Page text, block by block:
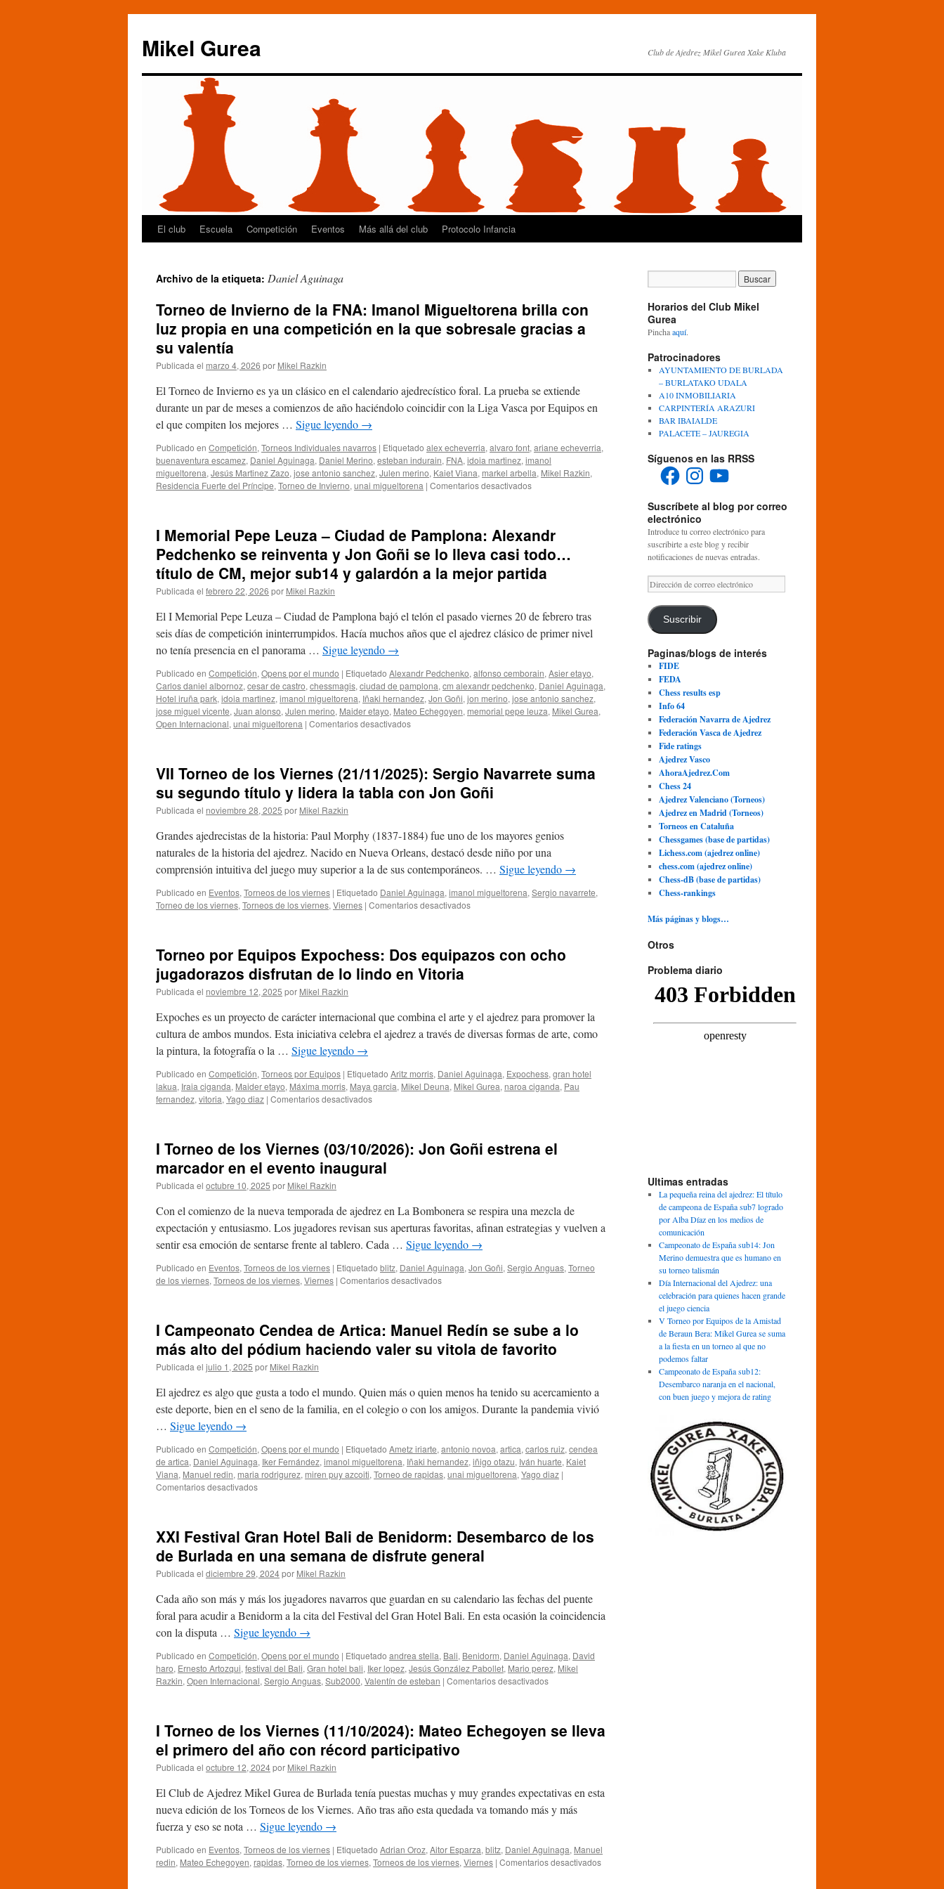
Mikel Gurea Club de Ajedrez Mikel Gurea Xake Kluba
Saltar
contenido
El club Escuela Competición Eventos Más allá del club Protocolo Infancia
Archivo de la etiqueta: Daniel Aguinaga
Torneo de Invierno de la FNA: Imanol Migueltorena brilla con
luz propia en una competición en la que sobresale gracias a
su valentía
Publicada el marzo 4, 2026 por Mikel Razkin
El Torneo de Invierno es ya un clásico en el calendario ajedrecístico foral. La prueba se extiende
durante un par de meses a comienzos de año haciéndolo coincidir con la Liga Vasca por Equipos en
el que compiten los mejores … Sigue leyendo →
Publicado en Competición, Torneos Individuales navarros | Etiquetado alex echeverria, alvaro font, ariane echeverria,
buenaventura escamez, Daniel Aguinaga, Daniel Merino, esteban indurain, FNA, idoia martinez, imanol
migueltorena, Jesús Martinez Zazo, jose antonio sanchez, Julen merino, Kaiet Viana, markel arbella, Mikel Razkin,
Residencia Fuerte del Príncipe, Torneo de Invierno, unai migueltorena | Comentarios desactivadosen
de
FNA:
Imanol
con
luz
propia
competición
en
la
que
valentía
I Memorial Pepe Leuza – Ciudad de Pamplona: Alexandr
Pedchenko se reinventa y Jon Goñi se lo lleva casi todo…
título de CM, mejor sub14 y galardón a la mejor partida
Publicada el febrero 22, 2026 por Mikel Razkin
El I Memorial Pepe Leuza – Ciudad de Pamplona bajó el telón el pasado viernes 20 de febrero tras
seis días de competición ininterrumpidos. Hacía muchos años que el ajedrez clásico de primer nivel
no tenía presencia en el panorama … Sigue leyendo →
Publicado en Competición, Opens por el mundo | Etiquetado Alexandr Pedchenko, alfonso cemborain, Asier etayo,
Carlos daniel albornoz, cesar de castro, chessmagis, ciudad de pamplona, cm alexandr pedchenko, Daniel Aguinaga,
Hotel iruña park, idoia martinez, imanol migueltorena, Iñaki hernandez, Jon Goñi, jon merino, jose antonio sanchez,
jose miguel vicente, Juan alonso, Julen merino, Maider etayo, Mateo Echegoyen, memorial pepe leuza, Mikel Gurea,
Open Internacional, unai migueltorena | Comentarios desactivadosen
Leuza
Ciudad
Alexandr
Pedchenko
reinventa
y
Jon
Goñi
lleva
casi
todo…
CM,
sub14
a
la
VII Torneo de los Viernes (21/11/2025): Sergio Navarrete suma
su segundo título y lidera la tabla con Jon Goñi
Publicada el noviembre 28, 2025 por Mikel Razkin
Grandes ajedrecistas de la historia: Paul Morphy (1837-1884) fue uno de los mayores genios
naturales de la historia del ajedrez. Nacido en Nueva Orleans, destacó desde niño por una
comprensión intuitiva del juego muy superior a la de sus contemporáneos. … Sigue leyendo →
Publicado en Eventos, Torneos de los viernes | Etiquetado Daniel Aguinaga, imanol migueltorena, Sergio navarrete,
Torneo de los viernes, Torneos de los viernes, Viernes | Comentarios desactivadosen
los
suma
su
lidera
la
Goñi
Torneo por Equipos Expochess: Dos equipazos con ocho
jugadorazos disfrutan de lo lindo en Vitoria
Publicada el noviembre 12, 2025 por Mikel Razkin
Expoches es un proyecto de carácter internacional que combina el arte y el ajedrez para promover la
cultura de ambos mundos. Esta iniciativa celebra el ajedrez a través de diversas formas de arte, como
la pintura, la fotografía o la … Sigue leyendo →
Publicado en Competición, Torneos por Equipos | Etiquetado Aritz morris, Daniel Aguinaga, Expochess, gran hotel
lakua, Iraia ciganda, Maider etayo, Máxima morris, Maya garcia, Mikel Deuna, Mikel Gurea, naroa ciganda, Pau
fernandez, vitoria, Yago diaz | Comentarios desactivadosen
Expochess:
Dos
equipazos
jugadorazos
disfrutan
lo
lindo
en
Vitoria
I Torneo de los Viernes (03/10/2026): Jon Goñi estrena el
marcador en el evento inaugural
Publicada el octubre 10, 2025 por Mikel Razkin
Con el comienzo de la nueva temporada de ajedrez en La Bombonera se respira una mezcla de
expectación y entusiasmo. Los jugadores revisan sus aperturas favoritas, afinan estrategias y vuelven a
sentir esa emoción de sentarse frente al tablero. Cada … Sigue leyendo →
Publicado en Eventos, Torneos de los viernes | Etiquetado blitz, Daniel Aguinaga, Jon Goñi, Sergio Anguas, Torneo
de los viernes, Torneos de los viernes, Viernes | Comentarios desactivadosen
los
Viernes
(03/10/2026):
estrena
el
marcador
evento
inaugural
I Campeonato Cendea de Artica: Manuel Redín se sube a lo
más alto del pódium haciendo valer su vitola de favorito
Publicada el julio 1, 2025 por Mikel Razkin
El ajedrez es algo que gusta a todo el mundo. Quien más o quien menos ha tenido su acercamiento a
este deporte, bien en el seno de la familia, en el colegio o con los amigos. Durante la pandemia vivió
… Sigue leyendo →
Publicado en Competición, Opens por el mundo | Etiquetado Ametz iriarte, antonio novoa, artica, carlos ruiz, cendea
de artica, Daniel Aguinaga, Iker Fernández, imanol migueltorena, Iñaki hernandez, iñigo otazu, Iván huarte, Kaiet
Viana, Manuel redin, maria rodrigurez, miren puy azcoiti, Torneo de rapidas, unai migueltorena, Yago diaz |
Comentarios desactivadosen
de
Manuel
Redín
sube
a
más
alto
del
pódium
haciendo
vitola
de
favorito
XXI Festival Gran Hotel Bali de Benidorm: Desembarco de los
de Burlada en una semana de disfrute general
Publicada el diciembre 29, 2024por Mikel Razkin
Cada año son más y más los jugadores navarros que guardan en su calendario las fechas del puente
foral para acudir a Benidorm a la cita del Festival del Gran Hotel Bali. En esta ocasión la coincidencia
con la disputa … Sigue leyendo →
Publicado en Competición, Opens por el mundo | Etiquetado andrea stella, Bali, Benidorm, Daniel Aguinaga, David
haro, Ernesto Artozqui, festival del Bali, Gran hotel bali, Iker lopez, Jesús González Pabollet, Mario perez, Mikel
Razkin, Open Internacional, Sergio Anguas, Sub2000, Valentín de esteban | Comentarios desactivadosen
Hotel
de
los
de
en
una
semana
I Torneo de los Viernes (11/10/2024): Mateo Echegoyen se lleva
el primero del año con récord participativo
Publicada el octubre 12, 2024por Mikel Razkin
El Club de Ajedrez Mikel Gurea de Burlada tenía puestas muchas y muy grandes expectativas en esta
nueva edición de los Torneos de los Viernes. Año tras año esta quedada va tomando más y más
fuerza y eso se nota … Sigue leyendo →
Publicado en Eventos, Torneos de los viernes | Etiquetado Adrian Oroz, Aitor Esparza, blitz, Daniel Aguinaga, Manuel
redin, Mateo Echegoyen, rapidas, Torneo de los viernes, Torneos de los viernes, Viernes | Comentarios desactivadosen
Horarios del Club Mikel
Gurea
Pinchaaquí.
Patrocinadores
AYUNTAMIENTO DE BURLADA
– BURLATAKO UDALA
A10 INMOBILIARIA
CARPINTERÍA ARAZURI
BAR IBAIALDE
PALACETE – JAUREGIA
Síguenos en las RRSS
FacebookInstagramYouTube
Suscríbete al blog por correo
electrónico
Introduce tu correo electrónico para
suscribirte a este blog y recibir
notificaciones de nuevas entradas.
Dirección
de
correo
electrónico
Suscribir
Paginas/blogs de interés
FIDE
FEDA
Chess results esp
Info 64
Federación Navarra de Ajedrez
Federación Vasca de Ajedrez
Fide ratings
Ajedrez Vasco
AhoraAjedrez.Com
Chess 24
Ajedrez Valenciano (Torneos)
Ajedrez en Madrid (Torneos)
Torneos en Cataluña
Chessgames (base de partidas)
Lichess.com (ajedrez online)
chess.com (ajedrez online)
Chess-dB (base de partidas)
Chess-rankings
Más páginas y blogs…
Otros
Problema diario
Ultimas entradas
La pequeña reina del ajedrez: El título
de campeona de España sub7 logrado
por Alba Díaz en los medios de
comunicación
Campeonato de España sub14: Jon
Merino demuestra que es humano en
su torneo talismán
Día Internacional del Ajedrez: una
celebración para quienes hacen grande
el juego ciencia
V Torneo por Equipos de la Amistad
de Beraun Bera: Mikel Gurea se suma
a la fiesta en un torneo al que no
podemos faltar
Campeonato de España sub12:
Desembarco naranja en el nacional,
con buen juego y mejora de rating